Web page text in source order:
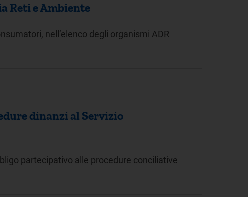
Reti e Ambiente
nell’elenco degli organismi ADR
dinanzi al Servizio
partecipativo alle procedure conciliative